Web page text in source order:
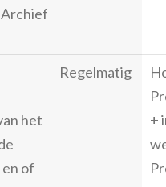
het
of
Regelmatig
+